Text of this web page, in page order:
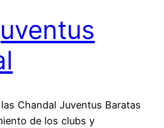
Chandal Juventus Baratas
de los clubs y